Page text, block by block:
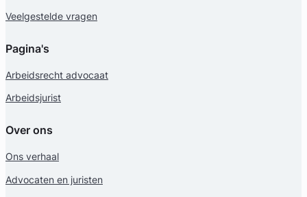
Veelgestelde vragen
Pagina's
Arbeidsrecht advocaat
Arbeidsjurist
Over ons
Ons verhaal
Advocaten en juristen